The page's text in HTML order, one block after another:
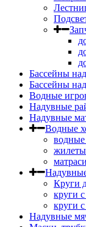
Бассейны
Бассейны
Водные
Надувные
Надувные
Водные
водные
Круги
круги
круги
Надувные